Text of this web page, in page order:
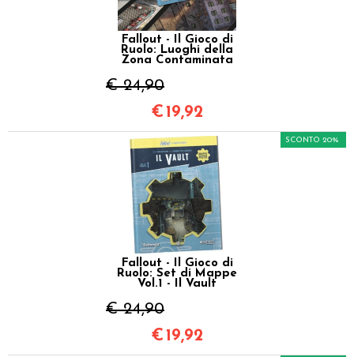
Fallout - Il Gioco di
Ruolo: Luoghi della
Zona Contaminata
€ 24,90
€ 19,92
Fallout - Il Gioco di
Ruolo: Set di Mappe
Vol.1 - Il Vault
€ 24,90
SCONTO 20%
€ 19,92